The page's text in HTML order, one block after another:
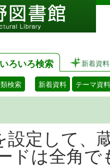
いろいろ検索 新着資料
検索 新着資料 テーマ資料
設定して、
ドは全角